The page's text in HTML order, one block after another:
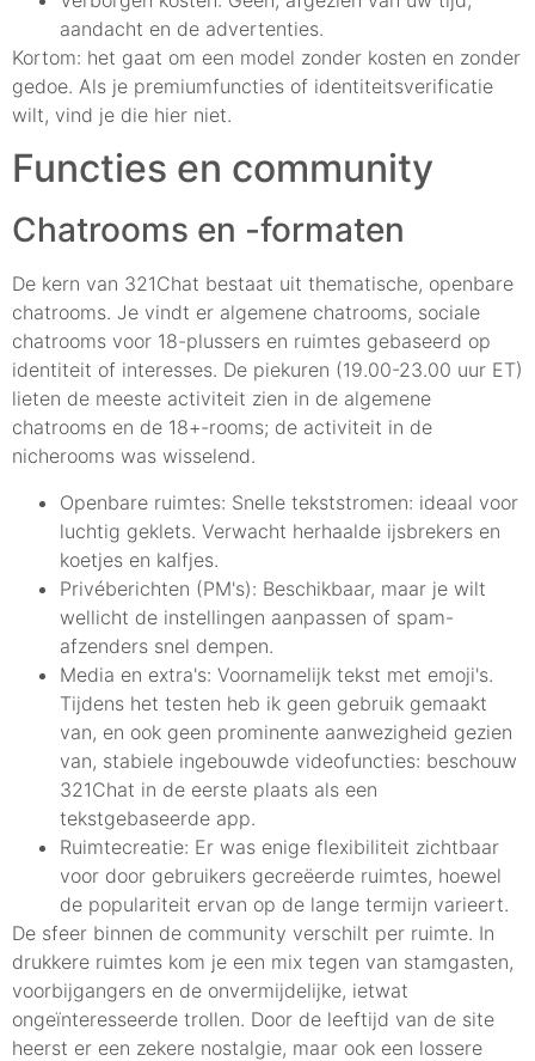
aandacht en de advertenties.
Kortom: het gaat om een model zonder kosten en zonder
gedoe. Als je premiumfuncties of identiteitsverificatie
wilt, vind je die hier niet.
Functies en community
Chatrooms en -formaten
De kern van 321Chat bestaat uit thematische, openbare
chatrooms. Je vindt er algemene chatrooms, sociale
chatrooms voor 18-plussers en ruimtes gebaseerd op
identiteit of interesses. De piekuren (19.00-23.00 uur ET)
lieten de meeste activiteit zien in de algemene
chatrooms en de 18+-rooms; de activiteit in de
nicherooms was wisselend.
Openbare ruimtes: Snelle tekststromen: ideaal voor
luchtig geklets. Verwacht herhaalde ijsbrekers en
koetjes en kalfjes.
Privéberichten (PM's): Beschikbaar, maar je wilt
wellicht de instellingen aanpassen of spam-
afzenders snel dempen.
Media en extra's: Voornamelijk tekst met emoji's.
Tijdens het testen heb ik geen gebruik gemaakt
van, en ook geen prominente aanwezigheid gezien
van, stabiele ingebouwde videofuncties: beschouw
321Chat in de eerste plaats als een
tekstgebaseerde app.
Ruimtecreatie: Er was enige flexibiliteit zichtbaar
voor door gebruikers gecreëerde ruimtes, hoewel
de populariteit ervan op de lange termijn varieert.
De sfeer binnen de community verschilt per ruimte. In
drukkere ruimtes kom je een mix tegen van stamgasten,
voorbijgangers en de onvermijdelijke, ietwat
ongeïnteresseerde trollen. Door de leeftijd van de site
heerst er een zekere nostalgie, maar ook een lossere